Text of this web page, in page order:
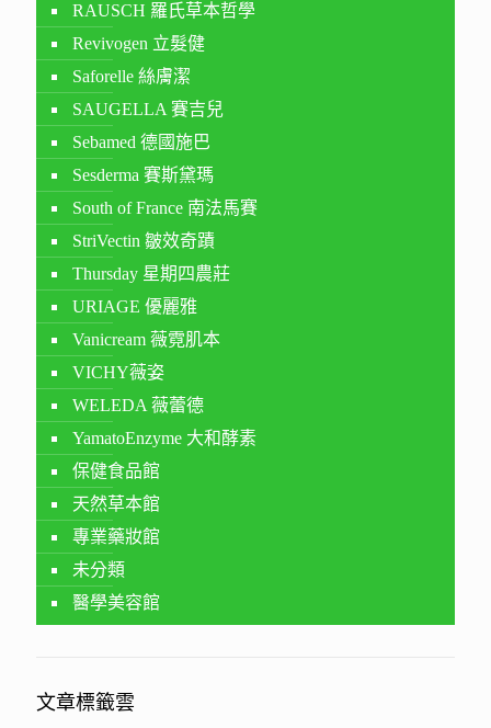
RAUSCH 羅氏草本哲學
Revivogen 立髮健
Saforelle 絲膚潔
SAUGELLA 賽吉兒
Sebamed 德國施巴
Sesderma 賽斯黛瑪
South of France 南法馬賽
StriVectin 皺效奇蹟
Thursday 星期四農莊
URIAGE 優麗雅
Vanicream 薇霓肌本
VICHY薇姿
WELEDA 薇蕾德
YamatoEnzyme 大和酵素
保健食品館
天然草本館
專業藥妝館
未分類
醫學美容館
文章標籤雲